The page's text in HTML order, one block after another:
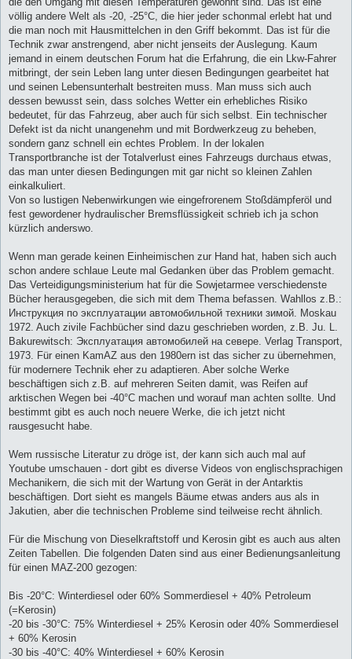
völlig andere Welt als -20, -25°C, die hier jeder schonmal erlebt hat und
die man noch mit Hausmittelchen in den Griff bekommt. Das ist für die
Technik zwar anstrengend, aber nicht jenseits der Auslegung. Kaum
jemand in einem deutschen Forum hat die Erfahrung, die ein Lkw-Fahrer
mitbringt, der sein Leben lang unter diesen Bedingungen gearbeitet hat
und seinen Lebensunterhalt bestreiten muss. Man muss sich auch
dessen bewusst sein, dass solches Wetter ein erhebliches Risiko
bedeutet, für das Fahrzeug, aber auch für sich selbst. Ein technischer
Defekt ist da nicht unangenehm und mit Bordwerkzeug zu beheben,
sondern ganz schnell ein echtes Problem. In der lokalen
Transportbranche ist der Totalverlust eines Fahrzeugs durchaus etwas,
das man unter diesen Bedingungen mit gar nicht so kleinen Zahlen
einkalkuliert.
Von so lustigen Nebenwirkungen wie eingefrorenem Stoßdämpferöl und
fest gewordener hydraulischer Bremsflüssigkeit schrieb ich ja schon
kürzlich anderswo.
Wenn man gerade keinen Einheimischen zur Hand hat, haben sich auch
schon andere schlaue Leute mal Gedanken über das Problem gemacht.
Das Verteidigungsministerium hat für die Sowjetarmee verschiedenste
Bücher herausgegeben, die sich mit dem Thema befassen. Wahllos z.B.:
Инструкция по эксплуатации автомобильной техники зимой. Moskau
1972. Auch zivile Fachbücher sind dazu geschrieben worden, z.B. Ju. L.
Bakurewitsch: Эксплуатация автомобилей на севере. Verlag Transport,
1973. Für einen KamAZ aus den 1980ern ist das sicher zu übernehmen,
für modernere Technik eher zu adaptieren. Aber solche Werke
beschäftigen sich z.B. auf mehreren Seiten damit, was Reifen auf
arktischen Wegen bei -40°C machen und worauf man achten sollte. Und
bestimmt gibt es auch noch neuere Werke, die ich jetzt nicht
rausgesucht habe.
Wem russische Literatur zu dröge ist, der kann sich auch mal auf
Youtube umschauen - dort gibt es diverse Videos von englischsprachigen
Mechanikern, die sich mit der Wartung von Gerät in der Antarktis
beschäftigen. Dort sieht es mangels Bäume etwas anders aus als in
Jakutien, aber die technischen Probleme sind teilweise recht ähnlich.
Für die Mischung von Dieselkraftstoff und Kerosin gibt es auch aus alten
Zeiten Tabellen. Die folgenden Daten sind aus einer Bedienungsanleitung
für einen MAZ-200 gezogen:
Bis -20°C: Winterdiesel oder 60% Sommerdiesel + 40% Petroleum
(=Kerosin)
-20 bis -30°C: 75% Winterdiesel + 25% Kerosin oder 40% Sommerdiesel
+ 60% Kerosin
-30 bis -40°C: 40% Winterdiesel + 60% Kerosin